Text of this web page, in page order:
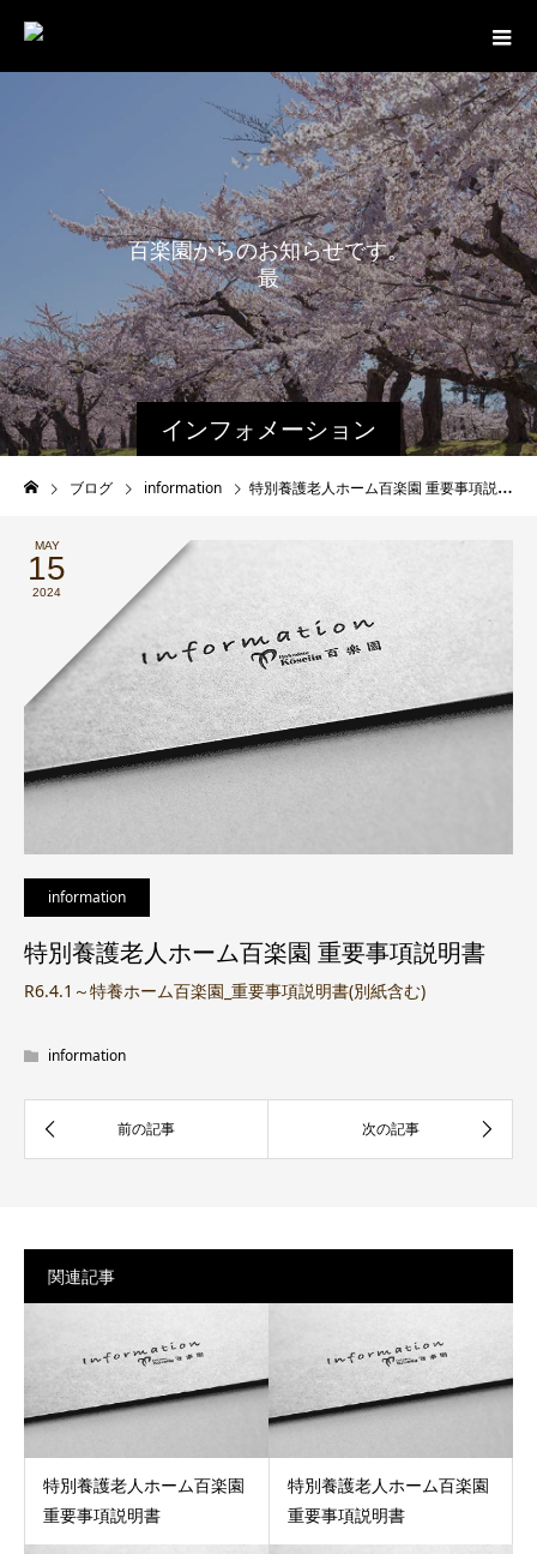
インフォメーション
百楽園からのお知らせです。
最新情報
ブログ information 特別養護老人ホーム百楽園 重要事項説明書
MAY
15
2024
information
特別養護老人ホーム百楽園 重要事項説明書
R6.4.1～特養ホーム百楽園_重要事項説明書(別紙含む)
information
関連記事
特別養護老人ホーム百楽園
重要事項説明書
特別養護老人ホーム百楽園
重要事項説明書